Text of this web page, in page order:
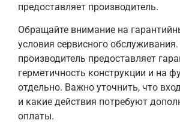
предоставляет производитель.
Обращайте внимание на
условия сервисного
производитель предоставляет
герметичность конструкции и на
отдельно. Важно уточнить, что
и какие действия потребуют
оплаты.